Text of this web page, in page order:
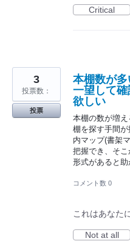
Critical
本棚数が
一望して
欲しい
本棚の数が増
棚を探す手間
内マップ(書架
把握でき、そ
形式があると助
3
投票数：
投票
コメント数 0
これはあなた
Not at all